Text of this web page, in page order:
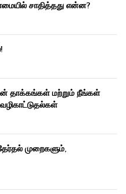
சாதித்தது என்ன?
மற்றும் நீங்கள்
முறைகளும்,